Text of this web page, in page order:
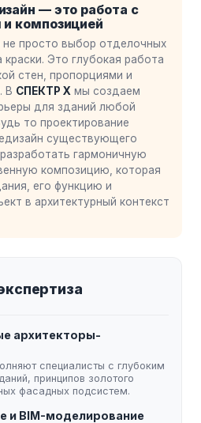
— это работа с
композицией
просто выбор отделочных
Это глубокая работа
стен, пропорциями и
В СПЕКТР X мы создаем
для зданий любой
то проектирование
существующего
гармоничную
композицию, которая
его функцию и
в архитектурный контекст
архитекторы-
специалисты с глубоким
принципов золотого
фасадных подсистем.
и BIM-моделирование